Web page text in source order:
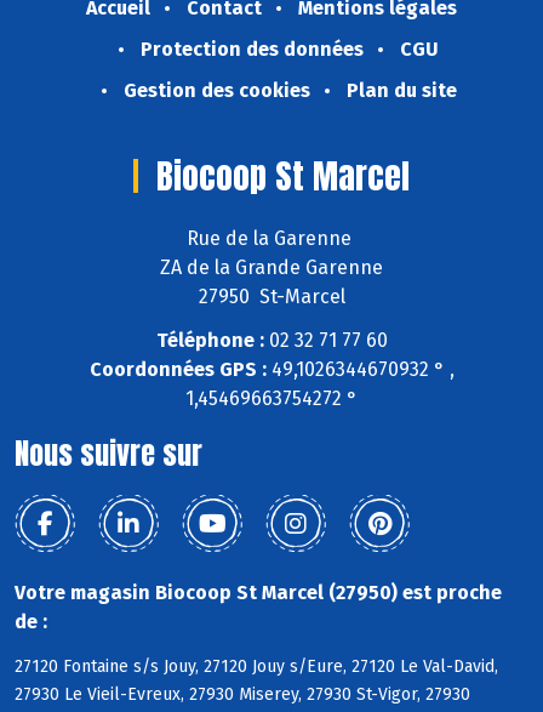
Accueil Contact
Mentions légales
Protection des données
CGU
Gestion des cookies
Plan du site
Biocoop St Marcel
Rue de la Garenne
ZA de la Grande Garenne
27950 St-Marcel
Téléphone :02 32 71 77 60
Coordonnées GPS :49,1026344670932 ° ,
1,45469663754272 °
Nous suivre sur
Votre magasin Biocoop St Marcel (27950) est proche
de :
27120 Fontaine s/s Jouy, 27120 Jouy s/Eure, 27120 Le Val-David,
27930 Le Vieil-Evreux, 27930 Miserey, 27930 St-Vigor, 27930